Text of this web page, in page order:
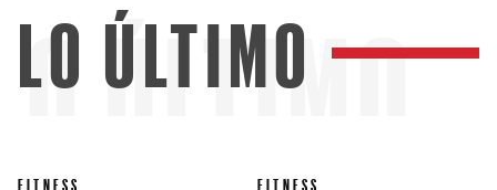
ÚLTIMO
LO ÚLTIMO
FITNESS FITNESS